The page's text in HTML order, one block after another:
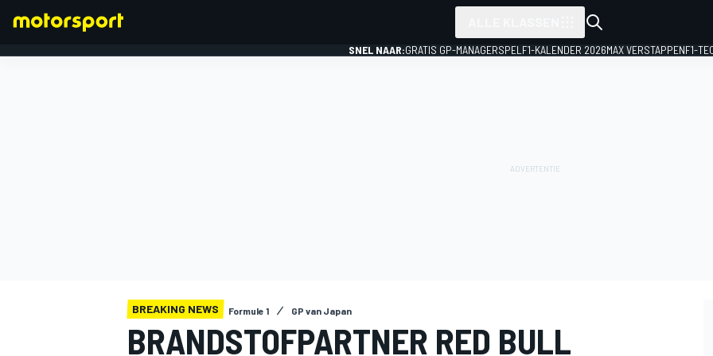
SNEL NAAR:GRATIS GP-MANAGERSPEL F1-KALENDER 2026MAX VERSTAPPENF1-
BREAKING NEWS Formule 1 GP van Japan
BRANDSTOFPARTNER RED BULL